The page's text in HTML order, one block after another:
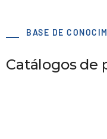
BASE DE
Catálogos de